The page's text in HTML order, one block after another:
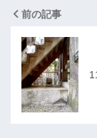
前の記事